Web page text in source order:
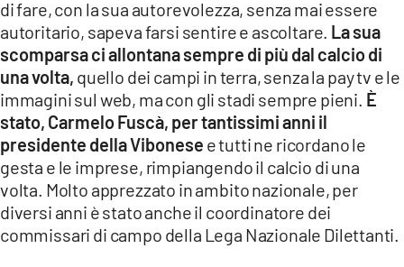
LACTV.IT
LACONAIR.IT
LACITYMAG.IT
ILREGGINO.IT
COSENZACHANNEL.IT
ILVIBONESE.IT
di fare, con la sua autorevolezza, senza mai essere
autoritario, sapeva farsi sentire e ascoltare. La sua
scomparsa ci allontana sempre di più dal calcio di
una volta, quello dei campi in terra, senza la pay tv e le
immagini sul web, ma con gli stadi sempre pieni. È
stato, Carmelo Fuscà, per tantissimi anni il
presidente della Vibonese e tutti ne ricordano le
gesta e le imprese, rimpiangendo il calcio di una
volta. Molto apprezzato in ambito nazionale, per
diversi anni è stato anche il coordinatore dei
commissari di campo della Lega Nazionale Dilettanti.